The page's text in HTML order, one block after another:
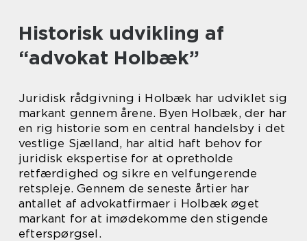
Historisk udvikling af
“advokat Holbæk”
Juridisk rådgivning i Holbæk har udviklet sig
markant gennem årene. Byen Holbæk, der har
en rig historie som en central handelsby i det
vestlige Sjælland, har altid haft behov for
juridisk ekspertise for at opretholde
retfærdighed og sikre en velfungerende
retspleje. Gennem de seneste årtier har
antallet af advokatfirmaer i Holbæk øget
markant for at imødekomme den stigende
efterspørgsel.